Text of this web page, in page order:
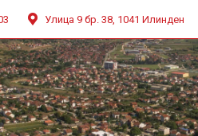
Улица 9 бр. 38, 1041 Илинден